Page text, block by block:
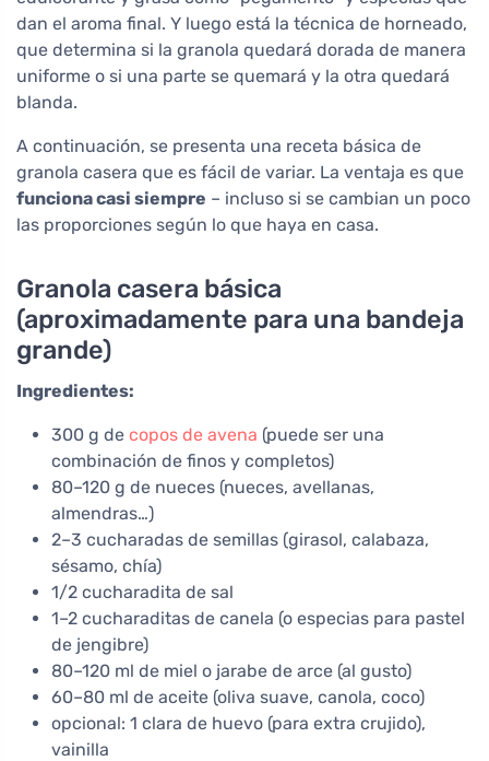
dan el aroma final. Y luego está la técnica de horneado,
que determina si la granola quedará dorada de manera
uniforme o si una parte se quemará y la otra quedará
blanda.
A continuación, se presenta una receta básica de
granola casera que es fácil de variar. La ventaja es que
funciona casi siempre – incluso si se cambian un poco
las proporciones según lo que haya en casa.
Granola casera básica
(aproximadamente para una bandeja
grande)
Ingredientes:
300 g de copos de avena (puede ser una
combinación de finos y completos)
80–120 g de nueces (nueces, avellanas,
almendras…)
2–3 cucharadas de semillas (girasol, calabaza,
sésamo, chía)
1/2 cucharadita de sal
1–2 cucharaditas de canela (o especias para pastel
de jengibre)
80–120 ml de miel o jarabe de arce (al gusto)
60–80 ml de aceite (oliva suave, canola, coco)
opcional: 1 clara de huevo (para extra crujido),
vainilla